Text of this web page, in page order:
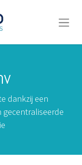
dankzij een
gecentraliseerde